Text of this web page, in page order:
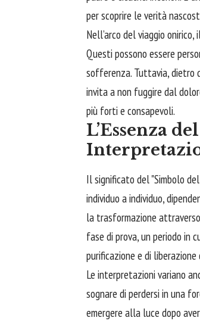
per scoprire le verità
Nell’arco del viaggio
Questi possono essere
sofferenza. Tuttavia, dietro
invita a non fuggire dal
più forti e consapevoli.
L’Essenza
Il significato del "Simbolo
individuo a individuo,
la trasformazione
fase di prova, un periodo in
purificazione e di
Le interpretazioni variano
sognare di perdersi in una
emergere alla luce dopo